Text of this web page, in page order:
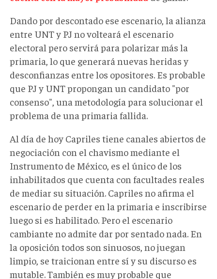
Dando por descontado ese escenario, la alianza
entre UNT y PJ no volteará el escenario
electoral pero servirá para polarizar más la
primaria, lo que generará nuevas heridas y
desconfianzas entre los opositores. Es probable
que PJ y UNT propongan un candidato "por
consenso", una metodología para solucionar el
problema de una primaria fallida.
Al día de hoy Capriles tiene canales abiertos de
negociación con el chavismo mediante el
Instrumento de México, es el único de los
inhabilitados que cuenta con facultades reales
de mediar su situación. Capriles no afirma el
escenario de perder en la primaria e inscribirse
luego si es habilitado. Pero el escenario
cambiante no admite dar por sentado nada. En
la oposición todos son sinuosos, no juegan
limpio, se traicionan entre sí y su discurso es
mutable. También es muy probable que